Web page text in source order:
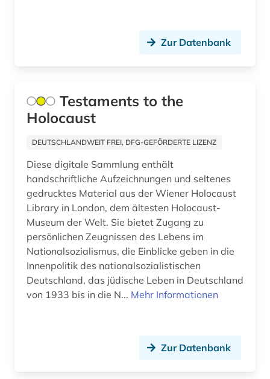
berufsforschung (2)
beschäftigungstherapie (1)
bestandserhaltung (1)
bestandsverzeichnis (1)
betreuungsrecht (1)
betrieb (1)
betriebsführung (3)
betriebsorganisation (2)
Zur Datenbank
Testaments to the
Holocaust
DEUTSCHLANDWEIT FREI, DFG-GEFÖRDERTE LIZENZ
Diese digitale Sammlung enthält
handschriftliche Aufzeichnungen und seltenes
gedrucktes Material aus der Wiener Holocaust
Library in London, dem ältesten Holocaust-
Museum der Welt. Sie bietet Zugang zu
persönlichen Zeugnissen des Lebens im
Nationalsozialismus, die Einblicke geben in die
Innenpolitik des nationalsozialistischen
Deutschland, das jüdische Leben in Deutschland
von 1933 bis in die N... Mehr Informationen
Zur Datenbank